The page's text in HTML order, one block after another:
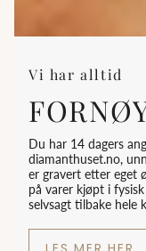
Vi har alltid
Du har 14 dagers
diamanthuset.no,
er gravert etter eget
på varer kjøpt i
selvsagt tilbake hele